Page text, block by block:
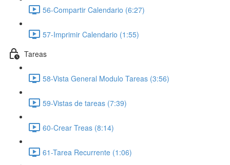
56-Compartir Calendario (6:27)
57-Imprimir Calendario (1:55)
Tareas
58-Vista General Modulo Tareas (3:56)
59-Vistas de tareas (7:39)
60-Crear Treas (8:14)
61-Tarea Recurrente (1:06)